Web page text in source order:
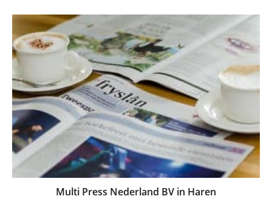
Multi Press Nederland BV in Haren